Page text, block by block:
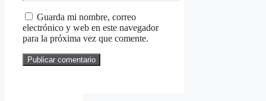
Guarda mi nombre, correo
electrónico y web en este navegador
para la próxima vez que comente.